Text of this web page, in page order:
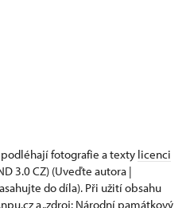
fotografie a texty licenci
3.0 CZ) (Uveďte autora |
do díla). Při užití obsahu
a „zdroj: Národní památkový